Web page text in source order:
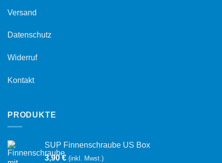
Versand
Datenschutz
Widerruf
Kontakt
PRODUKTE
SUP Finnenschraube US Box
3,90€ (inkl. Mwst.)